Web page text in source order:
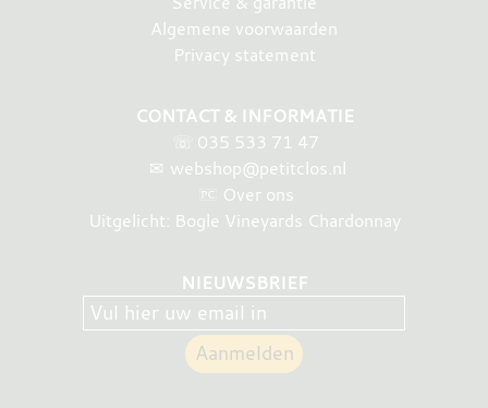
Algemene voorwaarden
Privacy statement
CONTACT & INFORMATIE
☏ 035 533 71 47
✉ webshop@petitclos.nl
Over ons
Uitgelicht: Bogle Vineyards Chardonnay
NIEUWSBRIEF